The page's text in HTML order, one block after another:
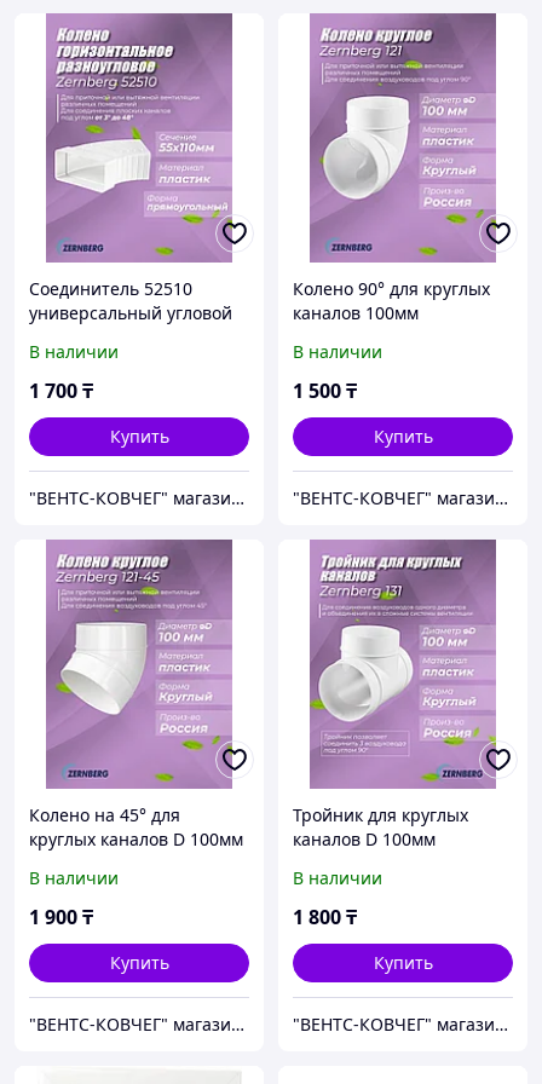
Соединитель 52510
универсальный угловой
каналов 55х110мм
В наличии
1 700₸
Купить
"ВЕНТС-КОВЧЕГ" магазин вентиляционного оборудования
Колено 90° для круглых
каналов 100мм
В наличии
1 500₸
Купить
"ВЕНТС-КОВЧЕГ" магазин вентиляционного оборудования
Колено на 45° для
круглых каналов D 100мм
В наличии
1 900₸
Купить
"ВЕНТС-КОВЧЕГ" магазин вентиляционного оборудования
Тройник для круглых
каналов D 100мм
В наличии
1 800₸
Купить
"ВЕНТС-КОВЧЕГ" магазин вентиляционного оборудования